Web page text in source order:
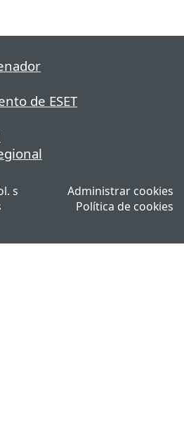
de ESET
s
Administrar cookies
Política de cookies